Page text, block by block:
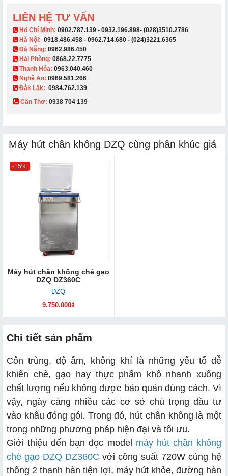
LIÊN HỆ TƯ VẤN
​ Hồ Chí Minh: 0902.787.139 - 0932.196.898- (028)3510.2786
Hà Nội: 0918.486.458 - 0962.714.680 - (024)3221.6365
Đà Nẵng: 0962.986.450
Hải Phòng: 0868.22.7775
Thanh Hóa: 0963.040.460
Nghệ An: 0969.581.266
Đắk Lắk: 0984.762.139
Cần Thơ: 0938 704 139​
Máy hút chân không DZQ cùng phân khúc giá
-15%
Máy hút chân không chè gạo
DZQ DZ360C
DZQ
9.750.000₫
Chi tiết sản phẩm
Côn trùng, độ ẩm, không khí là những yếu tố dễ
khiến chè, gạo hay thực phẩm khô nhanh xuống
chất lượng nếu không được bảo quản đúng cách. Vì
vậy, ngày càng nhiều các cơ sở chú trọng đầu tư
vào khâu đóng gói. Trong đó, hút chân không là một
trong những phương pháp hiện đại và tối ưu.
Giới thiệu đến bạn đọc model máy hút chân không
chè gạo DZQ DZ360C với công suất 720W cùng hệ
thống 2 thanh hàn tiện lợi, máy hút khỏe, đường hàn